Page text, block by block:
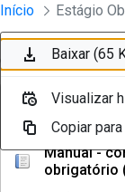
Pular para o
Divisão
Início Estágio
Ordenar Filtro
COM MPPE
Manual -
obrigatório
Baixar (263
Visualizar
Copiar para
Baixar (112
Visualizar
Copiar para
Baixar (161
Visualizar
Copiar para
Baixar (86
Visualizar
Copiar para
Baixar (108
Visualizar
Copiar para
Baixar (107
Visualizar
Copiar para
Baixar (65
Visualizar
Copiar para